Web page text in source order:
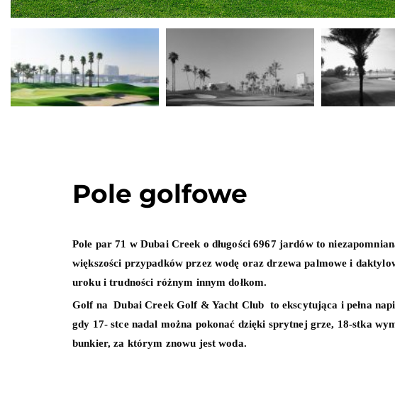
Pole golfowe
Pole par 71 w Dubai Creek o długości 6967 jardów to
większości przypadków przez wodę oraz drzewa palmowe i
uroku i trudności różnym innym dołkom.
Golf na Dubai Creek Golf & Yacht Club to ekscytująca i pełna
gdy 17- stce nadal można pokonać dzięki sprytnej grze, 18-stka
bunkier, za którym znowu jest woda.